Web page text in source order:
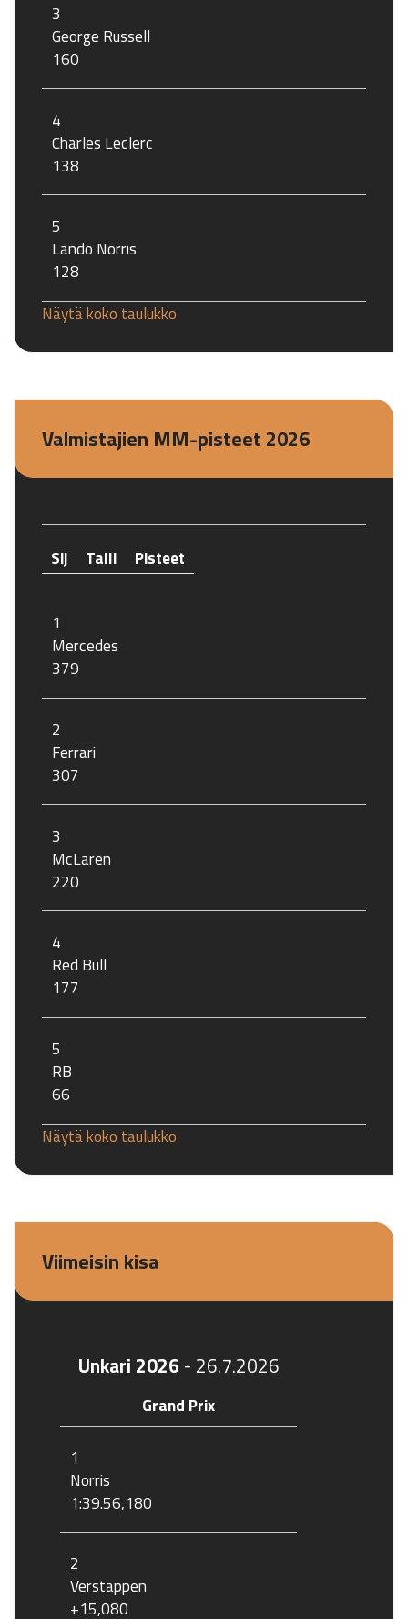
3
George Russell
160
4
Charles Leclerc
138
5
Lando Norris
128
Näytä koko taulukko
Valmistajien MM-pisteet 2026
Sij Talli Pisteet
1
Mercedes
379
2
Ferrari
307
3
McLaren
220
4
Red Bull
177
5
RB
66
Näytä koko taulukko
Viimeisin kisa
Unkari 2026 - 26.7.2026
Grand Prix
1
Norris
1:39.56,180
2
Verstappen
+15,080